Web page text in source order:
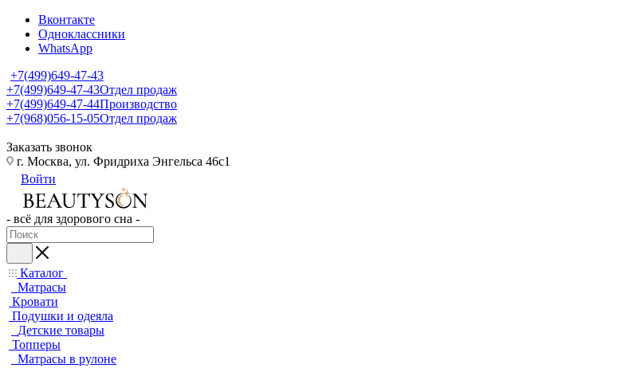
Вконтакте
Одноклассники
WhatsApp
+7(499)649-47-43
+7(499)649-47-43Отдел продаж
+7(499)649-47-44Производство
+7(968)056-15-05Отдел продаж
Заказать звонок
г. Москва, ул. Фридриха Энгельса 46с1
Войти
- всё для здорового сна -
Каталог
Матрасы
Кровати
Подушки и одеяла
Детские товары
Топперы
Матрасы в рулоне